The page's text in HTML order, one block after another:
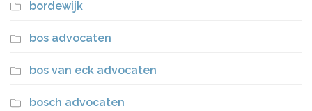
bordewijk
bos advocaten
bos van eck advocaten
bosch advocaten